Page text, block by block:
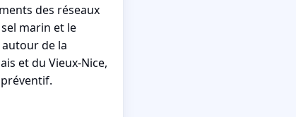
des réseaux
marin et le
de la
et du Vieux-Nice,